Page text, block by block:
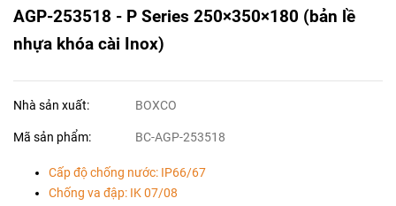
AGP-253518 - P Series 250×350×180 (bản lề
nhựa khóa cài Inox)
Nhà sản xuất: BOXCO
Mã sản phẩm: BC-AGP-253518
Cấp độ chống nước: IP66/67
Chống va đập: IK 07/08